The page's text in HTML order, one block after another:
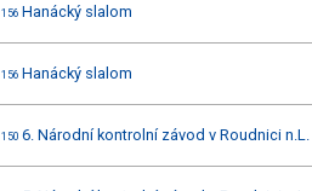
156 Hanácký slalom
156 Hanácký slalom
150 6. Národní kontrolní závod v Roudnici n.L.